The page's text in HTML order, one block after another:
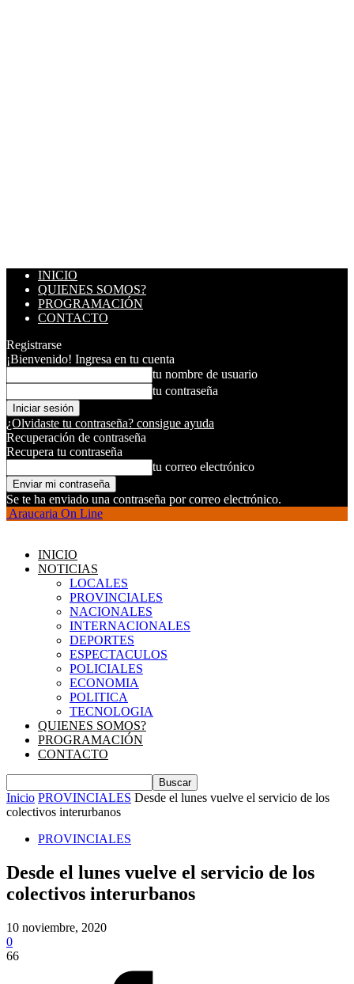
INICIO
QUIENES SOMOS?
PROGRAMACIÓN
CONTACTO
Registrarse
¡Bienvenido! Ingresa en tu cuenta
tu nombre de usuario
tu contraseña
¿Olvidaste tu contraseña? consigue ayuda
Recuperación de contraseña
Recupera tu contraseña
tu correo electrónico
Se te ha enviado una contraseña por correo electrónico.
Araucaria On Line
INICIO
NOTICIAS
LOCALES
PROVINCIALES
NACIONALES
INTERNACIONALES
DEPORTES
ESPECTACULOS
POLICIALES
ECONOMIA
POLITICA
TECNOLOGIA
QUIENES SOMOS?
PROGRAMACIÓN
CONTACTO
Inicio PROVINCIALES Desde el lunes vuelve el servicio de los
colectivos interurbanos
PROVINCIALES
Desde el lunes vuelve el servicio de los
colectivos interurbanos
10 noviembre, 2020
0
66